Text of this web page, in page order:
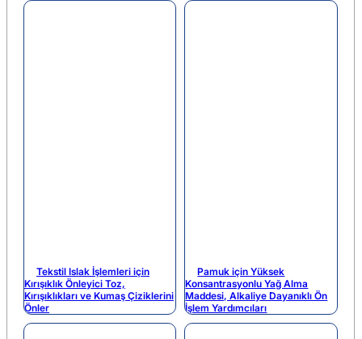
Tekstil Islak İşlemleri için
Kırışıklık Önleyici Toz,
Kırışıklıkları ve Kumaş Çiziklerini
Önler
Pamuk için Yüksek
Konsantrasyonlu Yağ Alma
Maddesi, Alkaliye Dayanıklı Ön
İşlem Yardımcıları